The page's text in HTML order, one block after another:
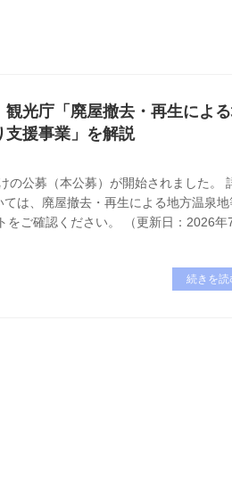
光庁「廃屋撤去・再生によ
支援事業」を解説
の公募（本公募）が開始されました。
は、廃屋撤去・再生による地方温泉地
をご確認ください。 （更新日：2026年
続きを読